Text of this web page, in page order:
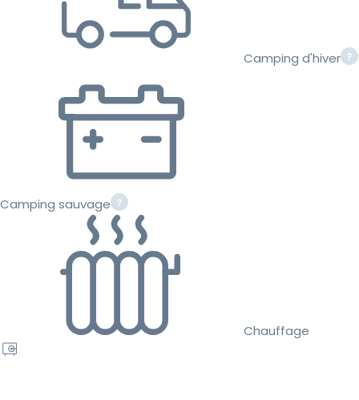
Camping d'hiver
Camping sauvage
Chauffage